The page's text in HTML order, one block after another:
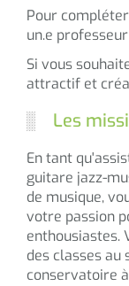
Pour
un.e
Si vous
attractif et
Les
En tant
guitare jazz-
de musique,
votre passion
enthousiastes.
des classes au
conservatoire